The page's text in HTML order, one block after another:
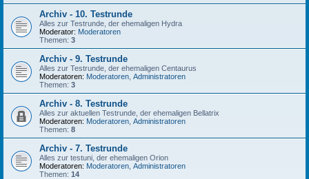
Archiv - 10. Testrunde
Alles zur Testrunde, der ehemaligen Hydra
Moderator: Moderatoren
Themen: 3
Archiv - 9. Testrunde
Alles zur Testrunde, der ehemaligen Centaurus
Moderatoren: Moderatoren Administratoren
Themen: 3
Archiv - 8. Testrunde
Alles zur aktuellen Testrunde, der ehemaligen Bellatrix
Moderatoren: Moderatoren Administratoren
Themen: 8
Archiv - 7. Testrunde
Alles zur testuni, der ehemaligen Orion
Moderatoren: Moderatoren Administratoren
Themen: 14